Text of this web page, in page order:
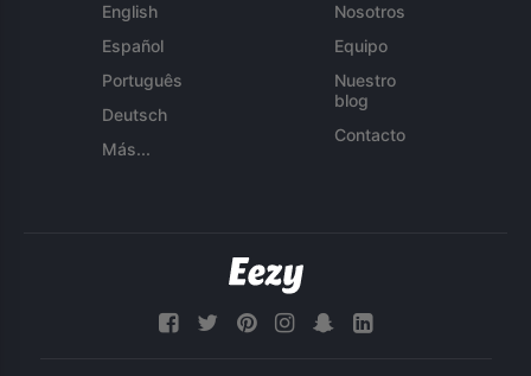
English
Español
Português
Deutsch
Más...
Nosotros
Equipo
Nuestro
blog
Contacto